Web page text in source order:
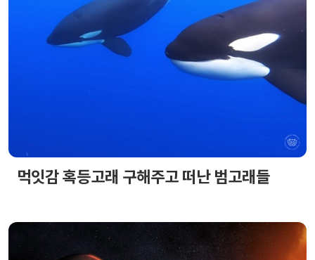
먹잇감 혹등고래 구해주고 떠난 범고래들